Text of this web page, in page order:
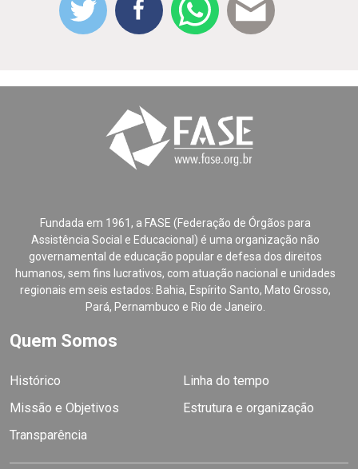
Fundada em 1961, a FASE (Federação de Órgãos para
Assistência Social e Educacional) é uma organização não
governamental de educação popular e defesa dos direitos
humanos, sem fins lucrativos, com atuação nacional e unidades
regionais em seis estados: Bahia, Espírito Santo, Mato Grosso,
Pará, Pernambuco e Rio de Janeiro.
Quem Somos
Histórico
Linha do tempo
Missão e Objetivos
Estrutura e organização
Transparência